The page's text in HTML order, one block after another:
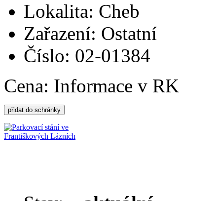
Lokalita: Cheb
Zařazení: Ostatní
Číslo: 02-01384
Cena: Informace v RK